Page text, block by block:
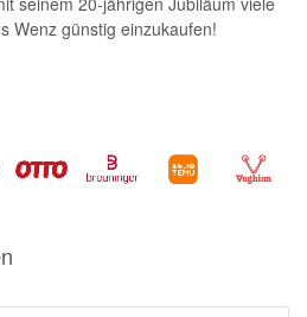
Wenz günstig einzukaufen!